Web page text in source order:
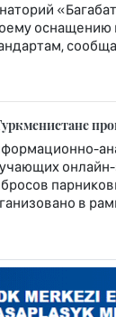
оснащению
в